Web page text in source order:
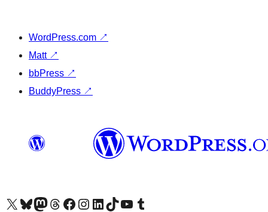
WordPress.com ↗
Matt ↗
bbPress ↗
BuddyPress ↗
X(이전 트위터) 계정 방문하기블루스카이 계정 방문하기마스토돈 계정 방문하기스레드 계정 방문하기 페이스북 페이지 방문하기인스타그램 계정 방문하기 LinkedIn 계정 방문하기틱톡 계정 방문하기유튜브 채널 방문하기 텀블러 계정 방문하기